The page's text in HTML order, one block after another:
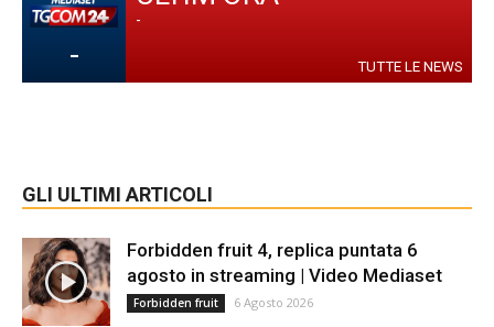
-
-
TUTTE LE NEWS
GLI ULTIMI ARTICOLI
Forbidden fruit 4, replica puntata 6
agosto in streaming | Video Mediaset
Forbidden fruit 6 Agosto 2026